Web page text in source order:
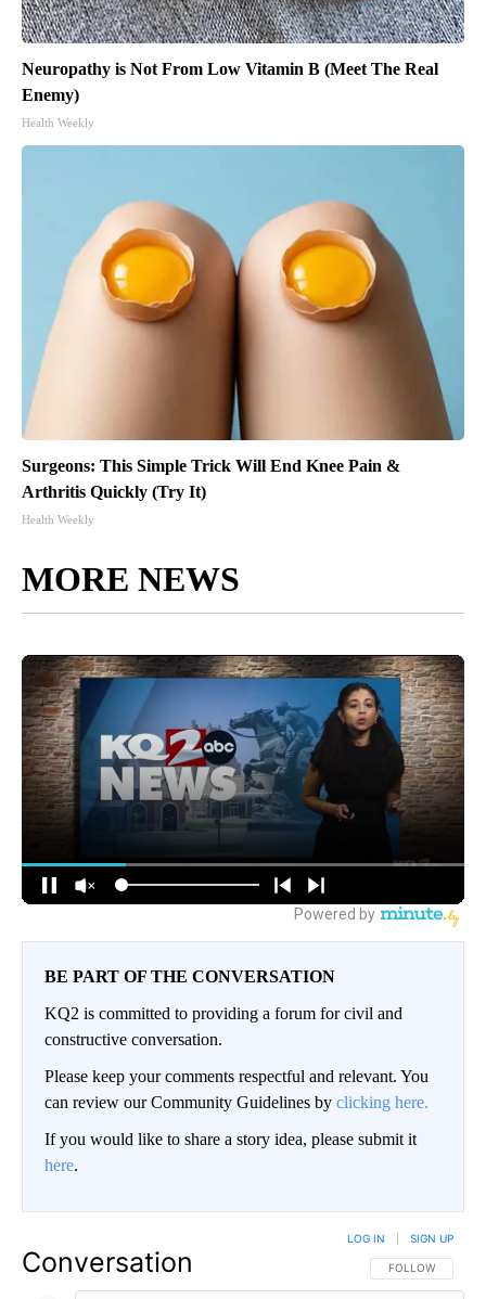
Neuropathy is Not From Low Vitamin B (Meet The Real
Enemy)
Health Weekly
Surgeons: This Simple Trick Will End Knee Pain &
Arthritis Quickly (Try It)
Health Weekly
MORE NEWS
BE PART OF THE CONVERSATION
KQ2 is committed to providing a forum for civil and
constructive conversation.
Please keep your comments respectful and relevant. You
can review our Community Guidelines by clicking here.
If you would like to share a story idea, please submit it
here.
Conversation FOLLOW THIS
FOLLOW
LOG IN SIGN UP